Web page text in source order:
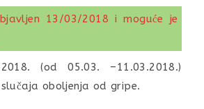
13/03/2018 i moguće je
(od 05.03. –11.03.2018.)
slučaja oboljenja od gripe.